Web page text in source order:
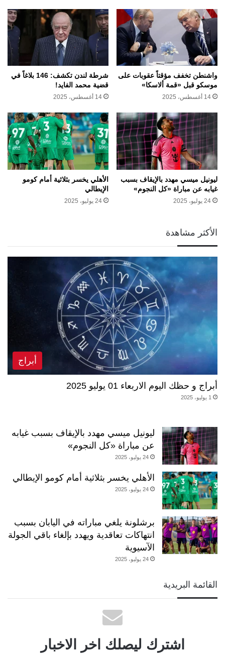
واشنطن تخفف مؤقتاً عقوبات على
موسكو قبل «قمة ألاسكا»
14 أغسطس، 2025
شرطة لندن تكشف: 146 بلاغاً في
قضية محمد الفايد!
14 أغسطس، 2025
ليونيل ميسي مهدد بالإيقاف بسبب
غيابه عن مباراة «كل النجوم»
24 يوليو، 2025
الأهلي يخسر بثلاثية أمام كومو
الإيطالي
24 يوليو، 2025
الأكثر مشاهدة
أبراج
أبراج و حظك اليوم الاربعاء 01 يوليو 2025
1 يوليو، 2025
ليونيل ميسي مهدد بالإيقاف بسبب غيابه
عن مباراة «كل النجوم»
24 يوليو، 2025
الأهلي يخسر بثلاثية أمام كومو الإيطالي
24 يوليو، 2025
برشلونة يلغي مباراته في اليابان بسبب
انتهاكات تعاقدية ويهدد بإلغاء باقي الجولة
الآسيوية
24 يوليو، 2025
القائمة البريدية
اشترك ليصلك اخر الاخبار